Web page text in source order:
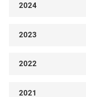
2024
2023
2022
2021